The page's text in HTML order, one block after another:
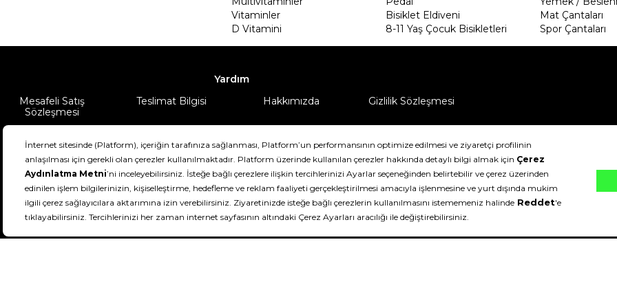
Vitaminler
D Vitamini
Bisiklet Eldiveni
8-11 Yaş Çocuk Bisikletleri
Mat Çantaları
Spor Çantaları
Yardım
Mesafeli Satış
Sözleşmesi
Teslimat Bilgisi Hakkımızda Gizlilik Sözleşmesi
DeFactoFIT ©️ 2022-2026. Tüm hakları saklıdır.